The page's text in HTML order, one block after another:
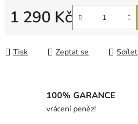
1 290 Kč
Tisk Zeptat se Sdílet
100% GARANCE
vrácení peněz!